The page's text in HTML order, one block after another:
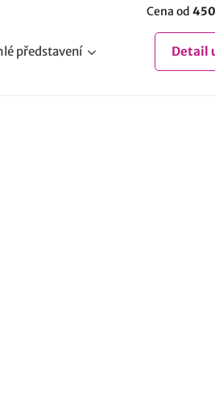
Cena od
představení Detail